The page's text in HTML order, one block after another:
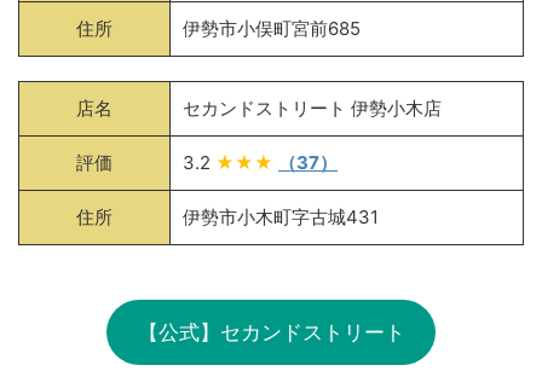
住所 伊勢市小俣町宮前685
店名 セカンドストリート 伊勢小木店
評価 3.2 ★★★ （37）
住所 伊勢市小木町字古城431
【公式】セカンドストリート